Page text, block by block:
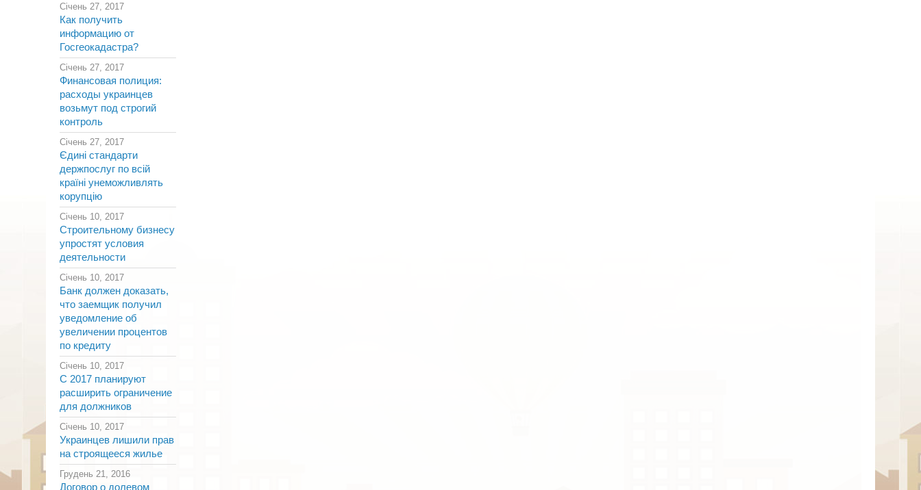
Січень 27, 2017
Как получить
информацию от
Госгеокадастра?
Січень 27, 2017
Финансовая полиция:
расходы украинцев
возьмут под строгий
контроль
Січень 27, 2017
Єдині стандарти
держпослуг по всій
країні унеможливлять
корупцію
Січень 10, 2017
Строительному бизнесу
упростят условия
деятельности
Січень 10, 2017
Банк должен доказать,
что заемщик получил
уведомление об
увеличении процентов
по кредиту
Січень 10, 2017
С 2017 планируют
расширить ограничение
для должников
Січень 10, 2017
Украинцев лишили прав
на строящееся жилье
Грудень 21, 2016
Договор о долевом